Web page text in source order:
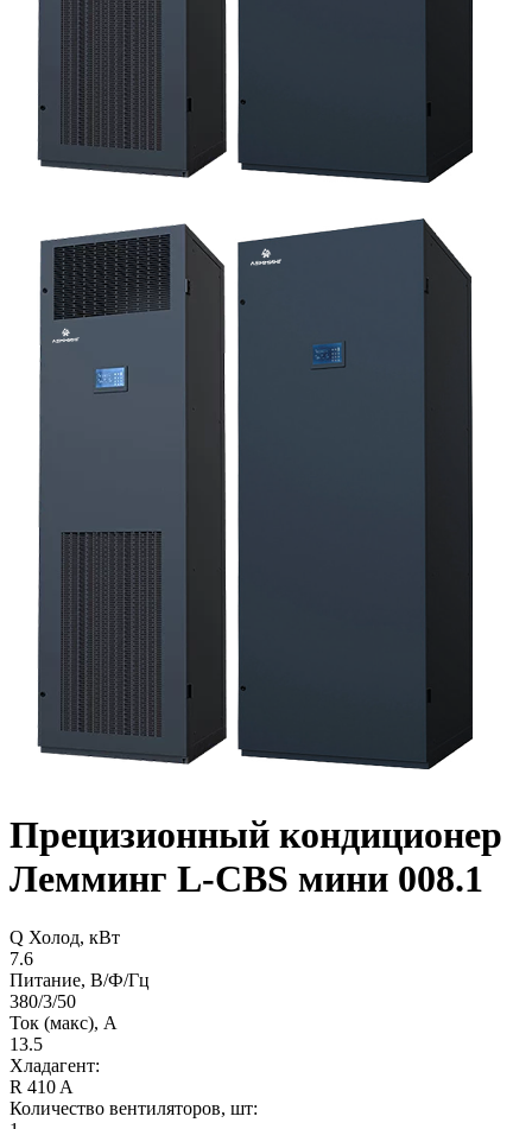
Прецизионный кондиционер
Лемминг L-CBS мини 008.1
Q Холод, кВт
7.6
Питание, В/Ф/Гц
380/3/50
Ток (макс), А
13.5
Хладагент:
R 410 A
Количество вентиляторов, шт: